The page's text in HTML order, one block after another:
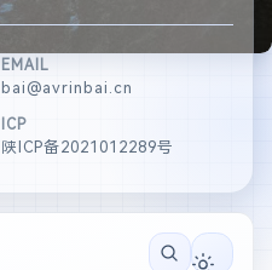
EMAIL
bai@avrinbai.cn
ICP
陕ICP备2021012289号